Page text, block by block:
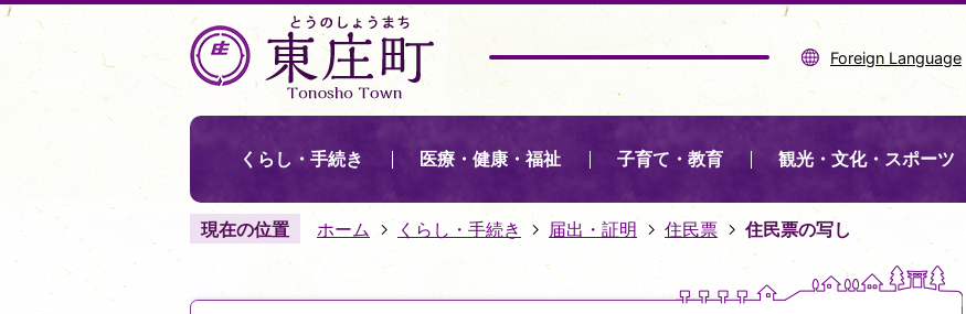
Foreign Language
くらし・手続き 医療・健康・福祉 子育て・教育 観光・文化・スポーツ
現在の位置 ホーム くらし・手続き 届出・証明 住民票 住民票の写し